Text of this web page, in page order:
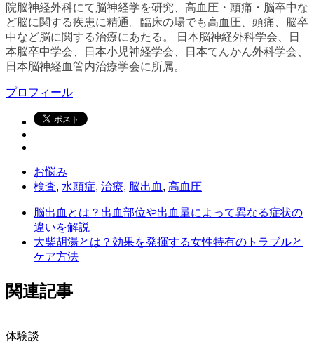
院脳神経外科にて脳神経学を研究、高血圧・頭痛・脳卒中な
ど脳に関する疾患に精通。臨床の場でも高血圧、頭痛、脳卒
中など脳に関する治療にあたる。 日本脳神経外科学会、日
本脳卒中学会、日本小児神経学会、日本てんかん外科学会、
日本脳神経血管内治療学会に所属。
プロフィール
お悩み
検査, 水頭症, 治療, 脳出血 , 高血圧
脳出血とは？出血部位や出血量によって異なる症状の
違いを解説
大柴胡湯とは？効果を発揮する女性特有のトラブルと
ケア方法
関連記事
体験談